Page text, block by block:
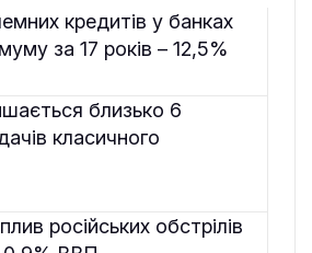
кредитів у банках
за 17 років – 12,5%
близько 6
класичного
російських обстрілів